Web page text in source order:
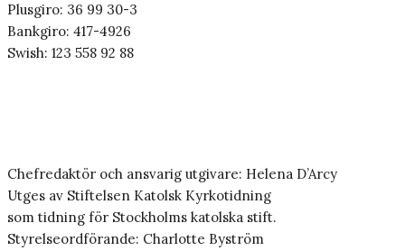
Plusgiro: 36 99 30-3
Bankgiro: 417-4926
Swish: 123 558 92 88
Chefredaktör och ansvarig utgivare: Helena D’Arcy
Utges av Stiftelsen Katolsk Kyrkotidning
som tidning för Stockholms katolska stift.
Styrelseordförande: Charlotte Byström